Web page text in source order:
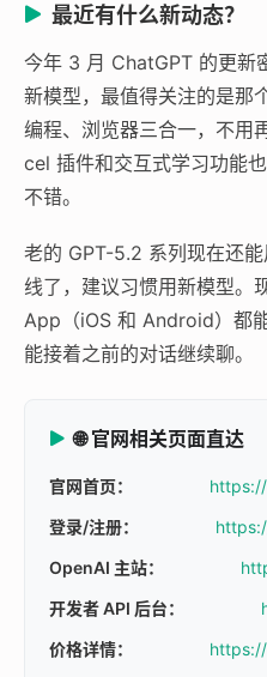
最近有什么新动态？
今年 3 月 ChatGPT 的更新
新模型，最值得关注的是那
编程、浏览器三合一，不用
cel 插件和交互式学习功能
不错。
老的 GPT-5.2 系列现在还
线了，建议习惯用新模型。
App（iOS 和 Android）都
能接着之前的对话继续聊。
🌐 官网相关页面直达
官网首页：
登录/注册：
OpenAI 主站：
开发者 API 后台：
价格详情：